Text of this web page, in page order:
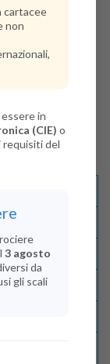
cartacee
non
in
(CIE) o
requisiti del
3 agosto
da
gli scali